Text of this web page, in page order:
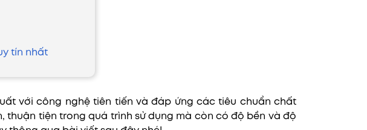
tín nhất
với công nghệ tiên tiến và đáp ứng các tiêu chuẩn chất
thuận tiện trong quá trình sử dụng mà còn có độ bền và độ